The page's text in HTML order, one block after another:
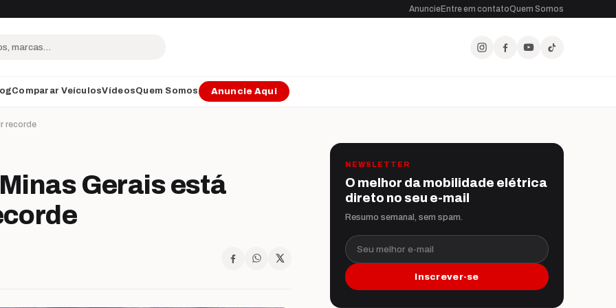
AnuncieEntre em contatoQuem Somos
Comparar VeículosVídeosQuem Somos Anuncie Aqui
recorde
Gerais está
NEWSLETTER
O melhor da mobilidade elétrica
direto no seu e-mail
Resumo semanal, sem spam.
Seu melhor e-mail
Inscrever-se